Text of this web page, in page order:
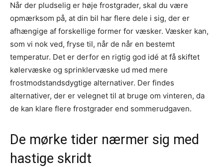
Når der pludselig er høje frostgrader, skal du være
opmærksom på, at din bil har flere dele i sig, der er
afhængige af forskellige former for væsker. Væsker kan,
som vi nok ved, fryse til, når de når en bestemt
temperatur. Det er derfor en rigtig god idé at få skiftet
kølervæske og sprinklervæske ud med mere
frostmodstandsdygtige alternativer. Der findes
alternativer, der er velegnet til at bruge om vinteren, da
de kan klare flere frostgrader end sommerudgaven.
De mørke tider nærmer sig med
hastige skridt